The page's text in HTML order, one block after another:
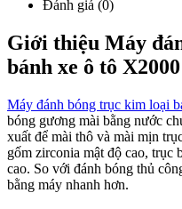
Đánh giá (0)
Giới thiệu Máy
bánh xe ô tô X2000
Máy đánh bóng trục kim loại
bóng gương mài bằng nước
xuất để mài thô và mài mịn
gốm zirconia mật độ cao, trục
cao. So với đánh bóng thủ
bằng máy nhanh hơn.